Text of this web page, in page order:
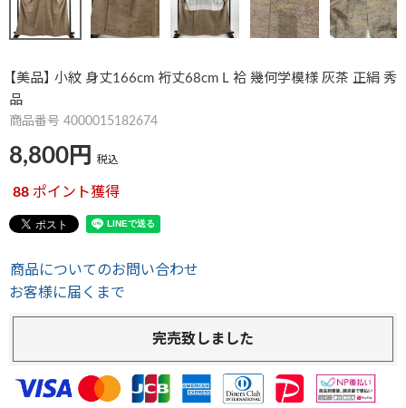
【美品】 小紋 身丈166cm 裄丈68cm L 袷 幾何学模様 灰茶 正絹 秀
品
商品番号 4000015182674
8,800 税込
88 ポイント獲得
商品についてのお問い合わせ
お客様に届くまで
完売致しました